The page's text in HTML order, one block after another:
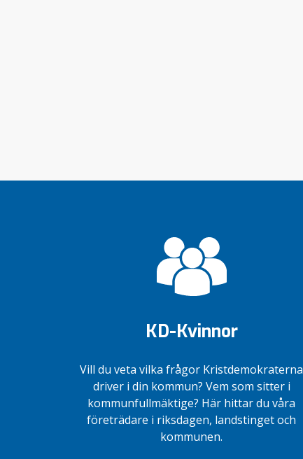
KD-Kvinnor
Vill du veta vilka frågor Kristdemokraterna
driver i din kommun? Vem som sitter i
kommunfullmäktige? Här hittar du våra
företrädare i riksdagen, landstinget och
kommunen.